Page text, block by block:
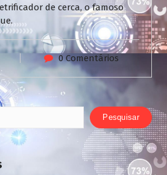
de cerca, o famoso
0 Comentários